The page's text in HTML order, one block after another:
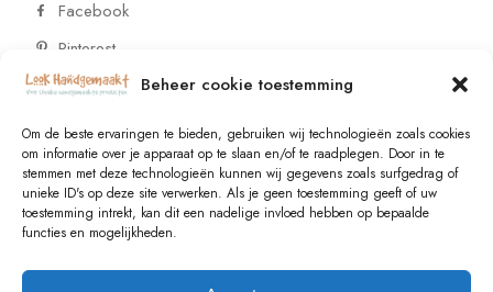
Beheer cookie toestemming
Om de beste ervaringen te bieden, gebruiken wij technologieën zoals cookies
om informatie over je apparaat op te slaan en/of te raadplegen. Door in te
stemmen met deze technologieën kunnen wij gegevens zoals surfgedrag of
unieke ID's op deze site verwerken. Als je geen toestemming geeft of uw
toestemming intrekt, kan dit een nadelige invloed hebben op bepaalde
functies en mogelijkheden.
Facebook
Pinterest
CONTACT
Vragen of wensen? Neem contact op!
+31 (0)6 229 021 29